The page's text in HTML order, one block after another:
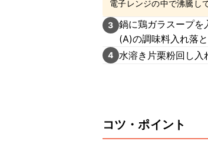
電子レンジの中で沸騰し
3 鍋に鶏ガラスープを
(A)の調味料入れ落
4 水溶き片栗粉回し入
コツ・ポイント